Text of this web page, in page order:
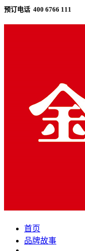
预订电话 400 6766 111
首页
品牌故事